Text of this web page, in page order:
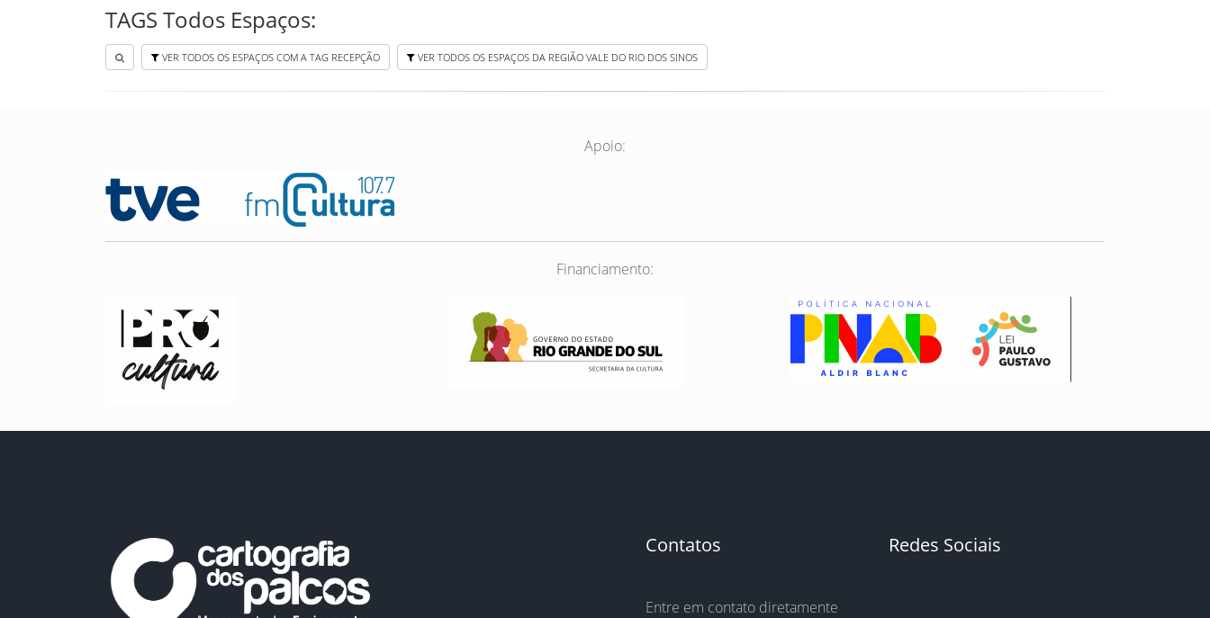
TAGS Todos Espaços:
VER TODOS OS ESPAÇOS COM A TAG RECEPÇÃO VER TODOS OS ESPAÇOS DA REGIÃO VALE DO RIO DOS SINOS
Apoio:
Financiamento:
Contatos
Entre em contato diretamente
Redes Sociais